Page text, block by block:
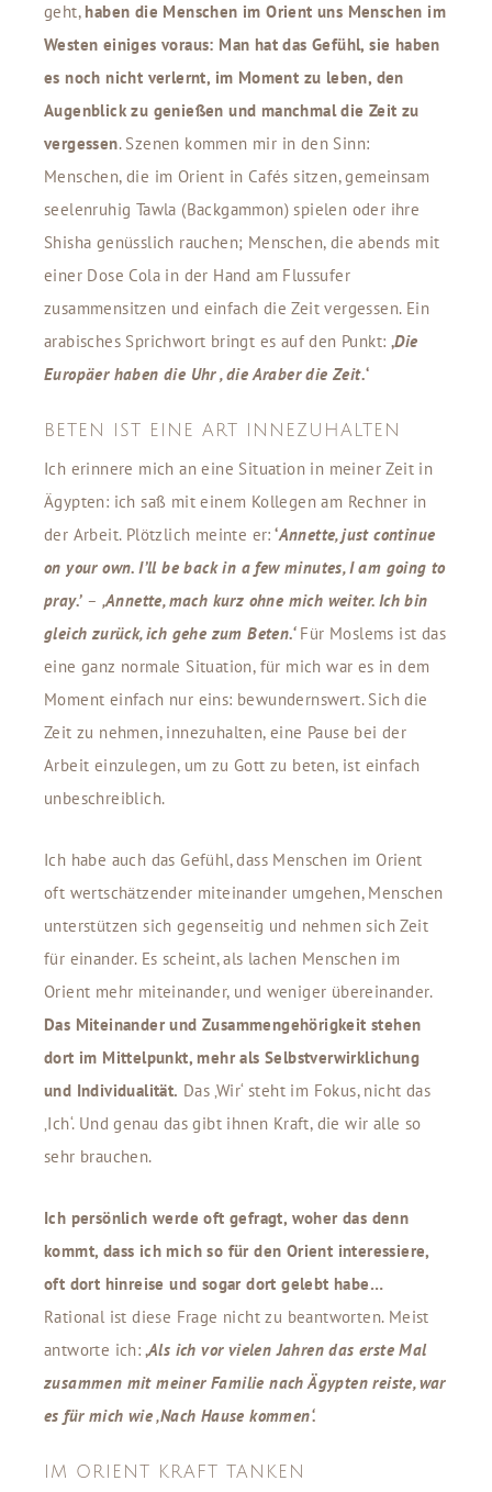
geht, haben die Menschen im Orient uns Menschen im
Westen einiges voraus: Man hat das Gefühl, sie haben
es noch nicht verlernt, im Moment zu leben, den
Augenblick zu genießen und manchmal die Zeit zu
vergessen. Szenen kommen mir in den Sinn:
Menschen, die im Orient in Cafés sitzen, gemeinsam
seelenruhig Tawla (Backgammon) spielen oder ihre
Shisha genüsslich rauchen; Menschen, die abends mit
einer Dose Cola in der Hand am Flussufer
zusammensitzen und einfach die Zeit vergessen. Ein
arabisches Sprichwort bringt es auf den Punkt: ‚Die
Europäer haben die Uhr , die Araber die Zeit.‘
BETEN IST EINE ART INNEZUHALTEN
Ich erinnere mich an eine Situation in meiner Zeit in
Ägypten: ich saß mit einem Kollegen am Rechner in
der Arbeit. Plötzlich meinte er: ‘Annette, just continue
on your own. I’ll be back in a few minutes, I am going to
pray.’ – ‚Annette, mach kurz ohne mich weiter. Ich bin
gleich zurück, ich gehe zum Beten.‘Für Moslems ist das
eine ganz normale Situation, für mich war es in dem
Moment einfach nur eins: bewundernswert. Sich die
Zeit zu nehmen, innezuhalten, eine Pause bei der
Arbeit einzulegen, um zu Gott zu beten, ist einfach
unbeschreiblich.
Ich habe auch das Gefühl, dass Menschen im Orient
oft wertschätzender miteinander umgehen, Menschen
unterstützen sich gegenseitig und nehmen sich Zeit
für einander. Es scheint, als lachen Menschen im
Orient mehr miteinander, und weniger übereinander.
Das Miteinander und Zusammengehörigkeit stehen
dort im Mittelpunkt, mehr als Selbstverwirklichung
und Individualität. Das ‚Wir‘ steht im Fokus, nicht das
‚Ich‘. Und genau das gibt ihnen Kraft, die wir alle so
sehr brauchen.
Ich persönlich werde oft gefragt, woher das denn
kommt, dass ich mich so für den Orient interessiere,
oft dort hinreise und sogar dort gelebt habe…
Rational ist diese Frage nicht zu beantworten. Meist
antworte ich: ‚Als ich vor vielen Jahren das erste Mal
zusammen mit meiner Familie nach Ägypten reiste, war
es für mich wie ‚Nach Hause kommen‘.
IM ORIENT KRAFT TANKEN